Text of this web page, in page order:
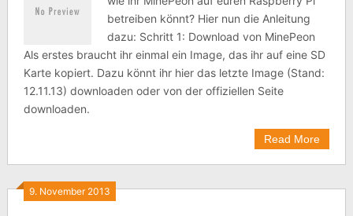
betreiben könnt? Hier nun die Anleitung
dazu: Schritt 1: Download von MinePeon
Als erstes braucht ihr einmal ein Image, das ihr auf eine SD
Karte kopiert. Dazu könnt ihr hier das letzte Image (Stand:
12.11.13) downloaden oder von der offiziellen Seite
downloaden.
Read More
9. November 2013